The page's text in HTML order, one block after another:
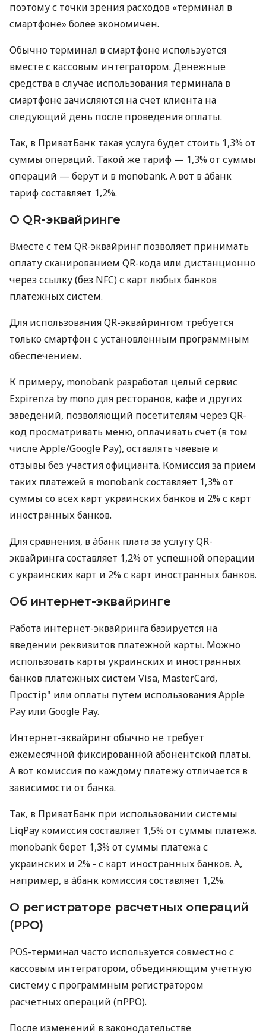
поэтому с точки зрения расходов «терминал в
смартфоне» более экономичен.
Обычно терминал в смартфоне используется
вместе с кассовым интегратором. Денежные
средства в случае использования терминала в
смартфоне зачисляются на счет клиента на
следующий день после проведения оплаты.
Так, в ПриватБанк такая услуга будет стоить 1,3% от
суммы операций. Такой же тариф — 1,3% от суммы
операций — берут и в monobank. А вот в àбанк
тариф составляет 1,2%.
О QR-эквайринге
Вместе с тем QR-эквайринг позволяет принимать
оплату сканированием QR-кода или дистанционно
через ссылку (без NFC) с карт любых банков
платежных систем.
Для использования QR-эквайрингом требуется
только смартфон с установленным программным
обеспечением.
К примеру, monobank разработал целый сервис
Expirenza by mono для ресторанов, кафе и других
заведений, позволяющий посетителям через QR-
код просматривать меню, оплачивать счет (в том
числе Apple/Google Pay), оставлять чаевые и
отзывы без участия официанта. Комиссия за прием
таких платежей в monobank составляет 1,3% от
суммы со всех карт украинских банков и 2% с карт
иностранных банков.
Для сравнения, в àбанк плата за услугу QR-
эквайринга составляет 1,2% от успешной операции
с украинских карт и 2% с карт иностранных банков.
Об интернет-эквайринге
Работа интернет-эквайринга базируется на
введении реквизитов платежной карты. Можно
использовать карты украинских и иностранных
банков платежных систем Visa, MasterCard,
Простір" или оплаты путем использования Apple
Pay или Google Pay.
Интернет-эквайринг обычно не требует
ежемесячной фиксированной абонентской платы.
А вот комиссия по каждому платежу отличается в
зависимости от банка.
Так, в ПриватБанк при использовании системы
LiqPay комиссия составляет 1,5% от суммы платежа.
monobank берет 1,3% от суммы платежа с
украинских и 2% - с карт иностранных банков. А,
например, в àбанк комиссия составляет 1,2%.
О регистраторе расчетных операций
(РРО)
POS-терминал часто используется совместно с
кассовым интегратором, объединяющим учетную
систему с программным регистратором
расчетных операций (пРРО).
После изменений в законодательстве